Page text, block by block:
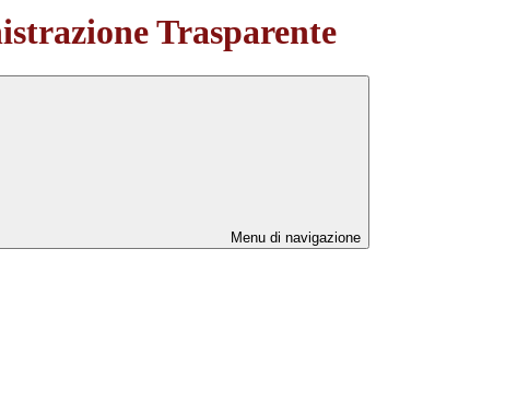
Trasparente
Menu di navigazione